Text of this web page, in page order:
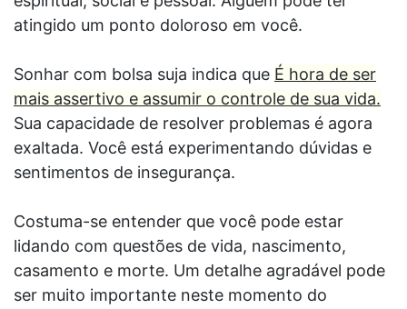
atingido um ponto doloroso em você.
Sonhar com bolsa suja indica que É hora de ser
mais assertivo e assumir o controle de sua vida.
Sua capacidade de resolver problemas é agora
exaltada. Você está experimentando dúvidas e
sentimentos de insegurança.
Costuma-se entender que você pode estar
lidando com questões de vida, nascimento,
casamento e morte. Um detalhe agradável pode
ser muito importante neste momento do